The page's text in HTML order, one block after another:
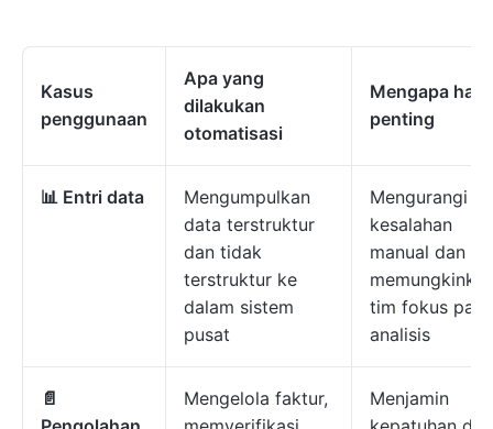
Kasus
penggunaan
Apa yang
dilakukan
otomatisasi
Mengapa hal
penting
📊 Entri data
Mengumpulkan
data terstruktur
dan tidak
terstruktur ke
dalam sistem
pusat
Mengurangi
kesalahan
manual dan
tim fokus
analisis
📄
Mengelola faktur,
Menjamin